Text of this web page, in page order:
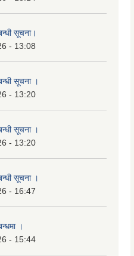
सूचना।
- 13:08
सूचना ।
- 13:20
सूचना ।
- 13:20
सूचना ।
- 16:47
।
- 15:44